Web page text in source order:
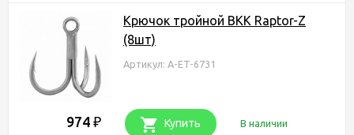
Крючок тройной BKK Raptor-Z
(8шт)
Артикул: A-ET-6731
974 ₽ Купить В наличии